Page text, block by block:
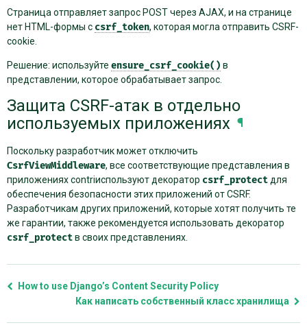
Страница отправляет запрос POST через AJAX, и на странице
нет HTML-формы с csrf_token, которая могла отправить CSRF-
cookie.
Решение: используйте ensure_csrf_cookie() в
представлении, которое обрабатывает запрос.
Защита CSRF-атак в отдельно
используемых приложениях ¶
Поскольку разработчик может отключить
CsrfViewMiddleware, все соответствующие представления в
приложениях contriиспользуют декоратор csrf_protect для
обеспечения безопасности этих приложений от CSRF.
Разработчикам других приложений, которые хотят получить те
же гарантии, также рекомендуется использовать декоратор
csrf_protectв своих представлениях.
How to use Django’s Content Security Policy
Как написать собственный класс хранилища